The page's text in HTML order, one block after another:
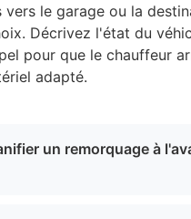
vers le garage ou la
Décrivez l'état du
pour que le chauffeur
adapté.
un remorquage à